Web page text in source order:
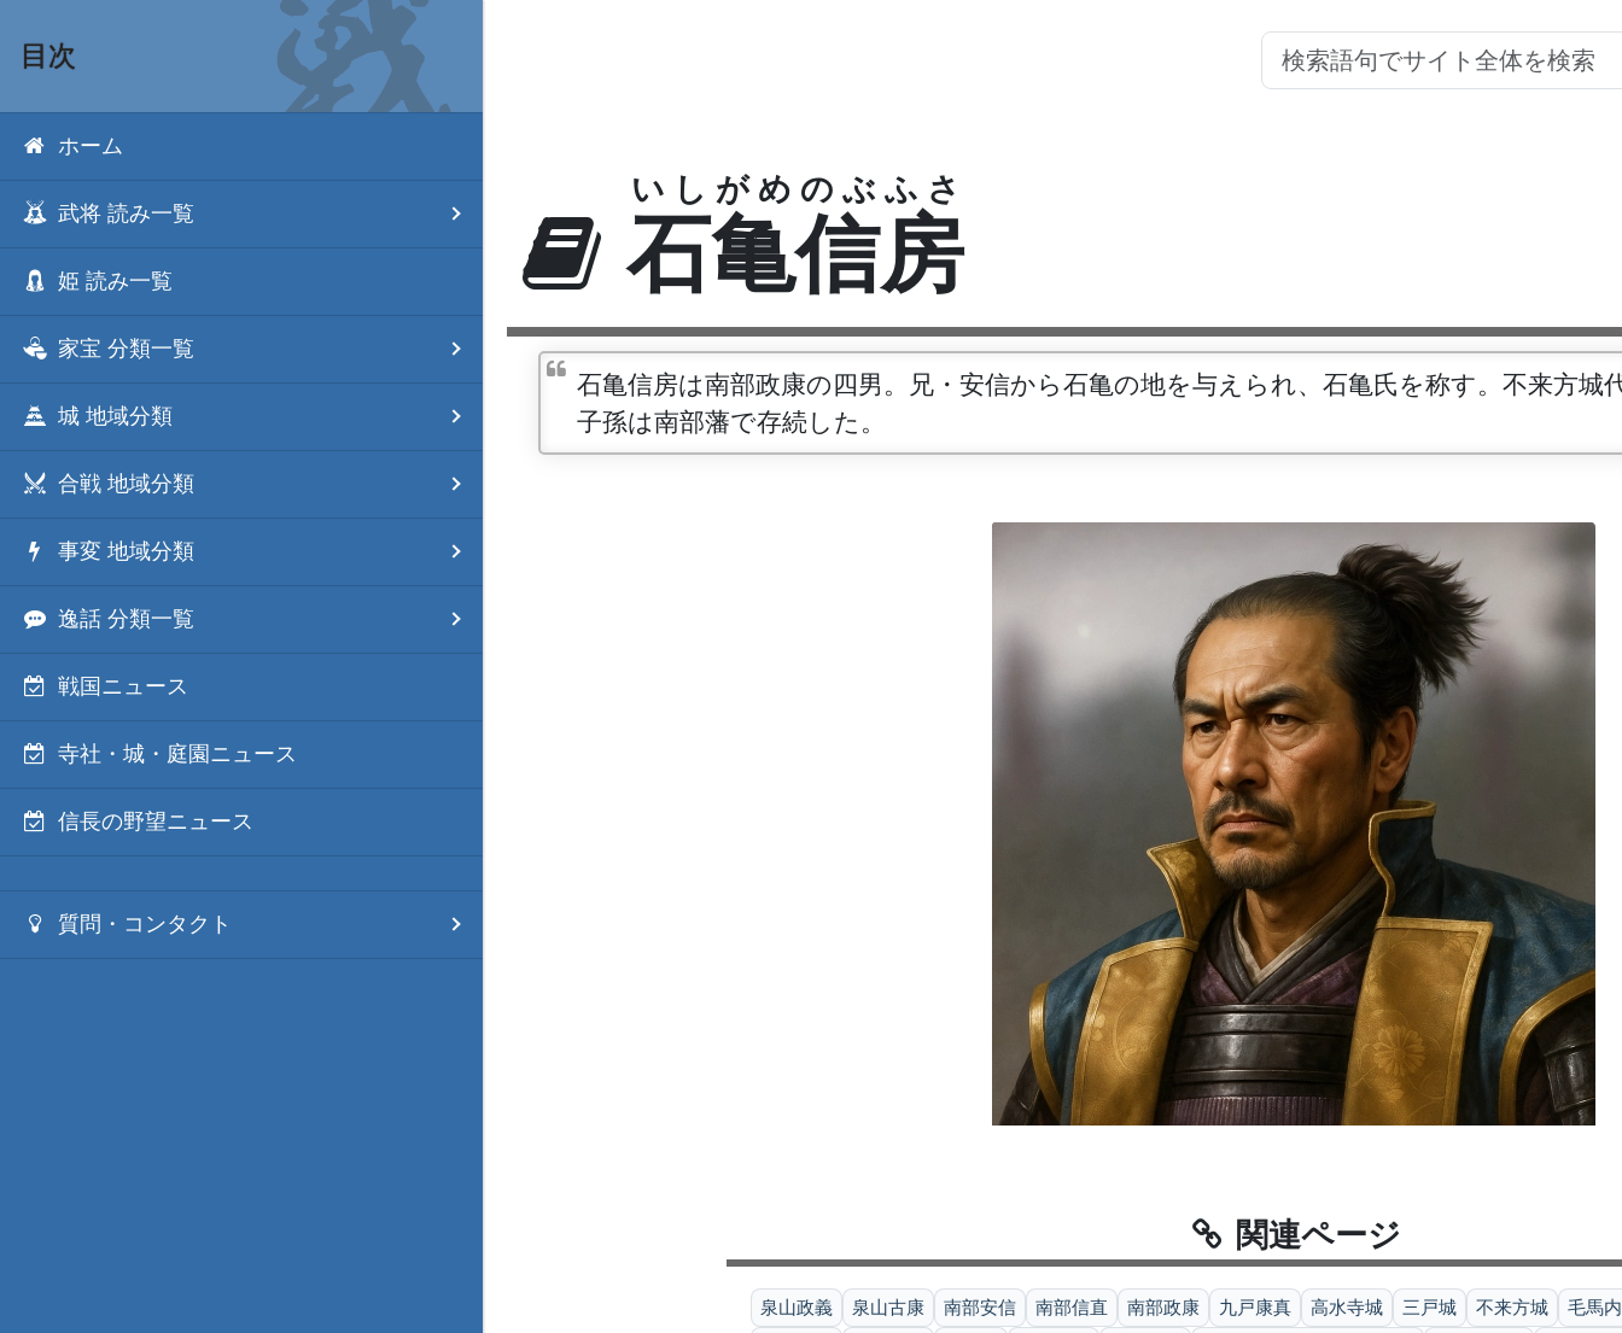
目次
ホーム
武将 読み一覧
姫 読み一覧
家宝 分類一覧
城 地域分類
合戦 地域分類
事変 地域分類
逸話 分類一覧
戦国ニュース
寺社・城・庭園ニュース
信長の野望ニュース
質問・コンタクト
石亀信房
いしがめのぶふさ
石亀信房は南部政康の四男。兄・安信から石亀の地を与えられ、石亀氏を称す。不来方城
子孫は南部藩で存続した。
関連ページ
泉山政義 泉山古康 南部安信 南部信直 南部政康 九戸康真 高水寺城 三戸城 不来方城
毛馬